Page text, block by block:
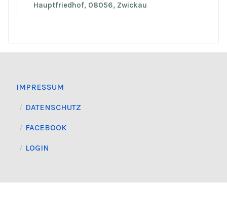
Hauptfriedhof, 08056, Zwickau
IMPRESSUM
DATENSCHUTZ
FACEBOOK
LOGIN